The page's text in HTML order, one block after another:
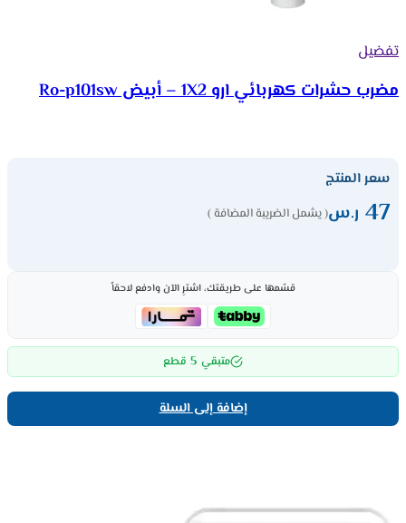
تفضيل
مضرب حشرات كھربائي ارو 1X2 – أبيض Ro-p101sw
سعر المنتج
47 ر.س( يشمل الضريبة المضافة )
قسّمها على طريقتك، اشترِ الآن وادفع لاحقاً
متبقي 5 قطع
إضافة إلى السلة